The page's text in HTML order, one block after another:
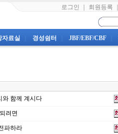
로그인 회원등록
자료실 경성쉼터 JBF/EBF/CBF
와 함께 계시다
려면
파하라